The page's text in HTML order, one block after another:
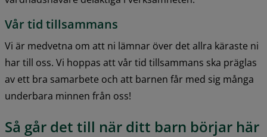
Vår tid tillsammans
Vi är medvetna om att ni lämnar över det allra käraste ni
har till oss. Vi hoppas att vår tid tillsammans ska präglas
av ett bra samarbete och att barnen får med sig många
underbara minnen från oss!
Så går det till när ditt barn börjar här